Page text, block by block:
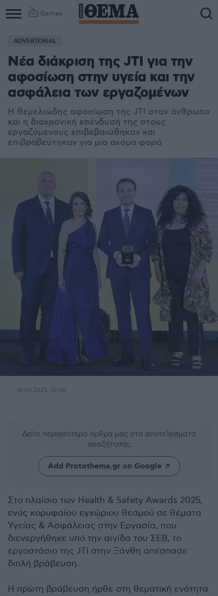
Games
ADVERTORIAL
Νέα διάκριση της JTI για την
αφοσίωση στην υγεία και την
ασφάλεια των εργαζομένων
Η θεμελιώδης αφοσίωση της JTI στον άνθρωπο
και η διαχρονική επένδυσή της στους
εργαζόμενους επιβεβαιώθηκαν και
επιβραβεύτηκαν για μια ακόμα φορά
18.06.2025, 10:00
Δείτε περισσότερα άρθρα μας στα αποτελέσματα
αναζήτησης
Add Protothema.gr on Google
Στο πλαίσιο των Health & Safety Awards 2025,
ενός κορυφαίου εγχώριου θεσμού σε θέματα
Υγείας & Ασφάλειας στην Εργασία, που
διενεργήθηκε υπό την αιγίδα του ΣΕΒ, το
εργοστάσιο της JTI στην Ξάνθη απέσπασε
διπλή βράβευση.
Η πρώτη βράβευση ήρθε στη θεματική ενότητα